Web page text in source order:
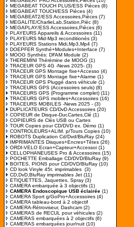
MEGABEAT TOUCH PLUS/ESS Pièces (8)
MEGABEAT TOUCH/ESS Pièces (4)
MEGABEAT2/ESS Accessoires,Pièces (7)
MEGALITE/CharlieLab,Station,Pièc (8)
MEGAPLAY/ESS Accessoires,Pièces (6)
PLAYEURS Appareils & Accessoires (11)
PLAYEURS Mid-Mp3 reconditionés (3)
PLAYEURS Stations Midi,Mp3,Mp4 (7)
DOEPFER Synthé+Modules+Interface (7)
MOOG Synthés: DFAM Module (2)
THEREMINI Thérémine de MOOG (1)
TRACEUR GPS 4G -News 2025- (3)
TRACEUR GPS Montage fixe+Accesso (4)
TRACEUR GPS Montage fixe+Alarme (1)
TRACEUR GPS Pluggé dans véhicule (1)
TRACEURS GPS (Accessoires seuls) (8)
TRACEURS GPS (Programme complet) (11)
TRACEURS GPS mobiles+Accessoires (16)
TRACEURS MOBILES -News 2025 - (3)
DUPLICATEURS CD/DvD Accessoires (20)
COPIEUR de Disque-Dur,Cartes,Clé (1)
COPIEURS de Clés USB ou Cartes
TOUR Copies pour CD/DVD ex. Démo (1)
CONTROLEURS+ALIM. p/Tours Copies (10)
ROBOTS Duplication Cd/Dvd/BluRay (24)
IMPRIMANTES Disques+Encres+Têtes (26)
ORDI-VELO Ecran+Capteur+Accessoi (1)
CELLOPHANEUSES Pro & Accessoires (15)
POCHETTE Emballage CD/DVD/BluRay (9)
BOITES, PIONS pour CD/DVD/BluRay (10)
CD look Vinyle 45t. imprimables (3)
CD,DvD,BluRay imprimables Jet (11)
ETIQUETTES, Jaquettes, Spray (3)
CAMERA embarquée à 3 objectifs (1)
CAMERA Endoscopique USB éclairée (1)
CAMERA Sport g/GoPro+Accessoires (4)
CAMERA tableau-bord à 2 objectif
CAMERA-Rétroviseur, Dashcam (2)
CAMERAS de RECUL pour véhicules (2)
CAMERAS embarquées à 2 objectifs (6)
CAMERAS embarquées jour/nuit (10)